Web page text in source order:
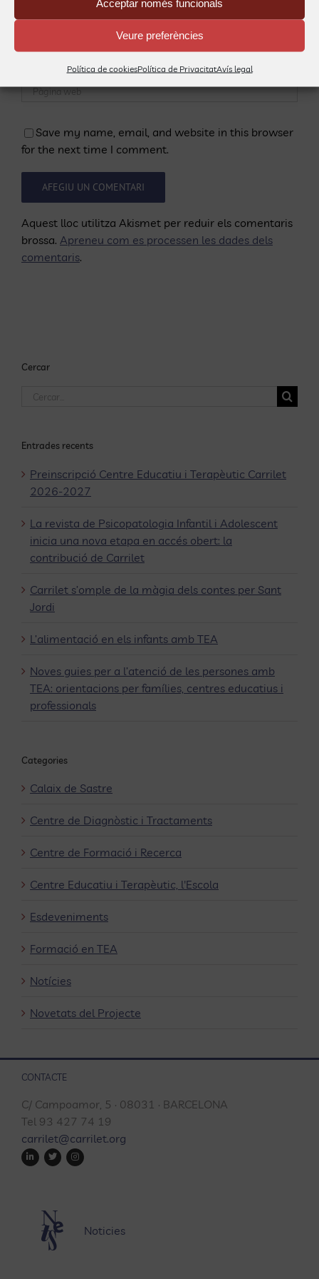
Acceptar només funcionals
Veure preferències
Política de cookiesPolítica de PrivacitatAvís legal
Save my name, email, and website in this browser
for the next time I comment.
Aquest lloc utilitza Akismet per reduir els comentaris
brossa. Apreneu com es processen les dades dels
comentaris.
Cercar
Cerca
Entrades recents
Preinscripció Centre Educatiu i Terapèutic Carrilet
2026-2027
La revista de Psicopatologia Infantil i Adolescent
inicia una nova etapa en accés obert: la
contribució de Carrilet
Carrilet s’omple de la màgia dels contes per Sant
Jordi
L’alimentació en els infants amb TEA
Noves guies per a l’atenció de les persones amb
TEA: orientacions per famílies, centres educatius i
professionals
Categories
Calaix de Sastre
Centre de Diagnòstic i Tractaments
Centre de Formació i Recerca
Centre Educatiu i Terapèutic, l'Escola
Esdeveniments
Formació en TEA
Notícies
Novetats del Projecte
CONTACTE
C/ Campoamor, 5 · 08031 · BARCELONA
Tel 93 427 74 19
carrilet@carrilet.org
Noticies